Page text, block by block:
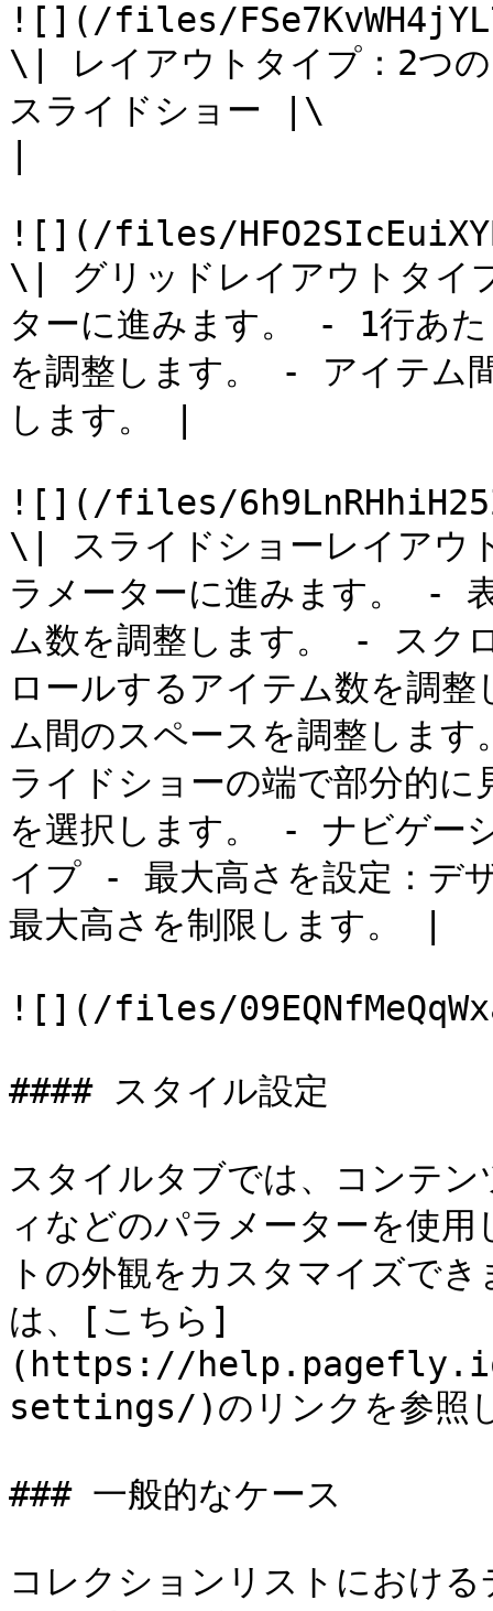
![](/files/
\| レイアウトタイプ：2つ
スライドショー |\
![](/files/
\| グリッドレイアウトタイ
ターに進みます。 - 1行あた
を調整します。 - アイテム
します。 |
![](/files/
\| スライドショーレイアウ
ラメーターに進みます。 -
ム数を調整します。 - スク
ロールするアイテム数を調
ム間のスペースを調整しま
ライドショーの端で部分的
を選択します。 - ナビゲー
イプ - 最大高さを設定：デ
最大高さを制限します。 |
![](/files/
#### スタイル設定
スタイルタブでは、コンテ
ィなどのパラメーターを使
トの外観をカスタマイズで
は、[こちら]
(https://
settings/)のリンクを参照
### 一般的なケース
コレクションリストにおけ